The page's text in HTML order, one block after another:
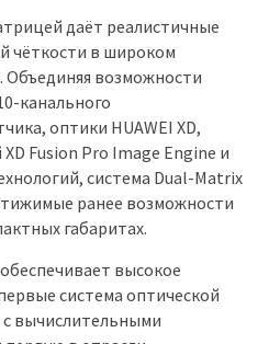
даёт реалистичные
чёткости в широком
Объединяя возможности
канального
оптики HUAWEI XD,
Fusion Pro Image Engine и
система Dual-Matrix
ранее возможности
габаритах.
высокое
система оптической
с вычислительными